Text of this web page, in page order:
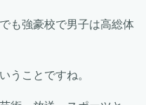
も強豪校で男子は高総体
うことですね。